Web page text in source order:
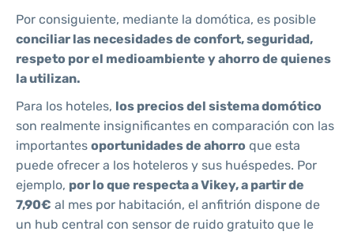
Por consiguiente, mediante la domótica, es posible
conciliar las necesidades de confort, seguridad,
respeto por el medioambiente y ahorro de quienes
la utilizan.
Para los hoteles, los precios del sistema domótico
son realmente insignificantes en comparación con las
importantes oportunidades de ahorro que esta
puede ofrecer a los hoteleros y sus huéspedes. Por
ejemplo, por lo que respecta a Vikey, a partir de
7,90€ al mes por habitación, el anfitrión dispone de
un hub central con sensor de ruido gratuito que le